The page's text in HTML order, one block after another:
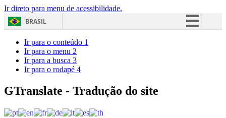
Ir direto para menu de acessibilidade.
BRASIL
Acesso à informação
Ir para o conteúdo 1
Ir para o menu 2
Ir para a busca 3
Ir para o rodapé 4
GTranslate - Tradução do site